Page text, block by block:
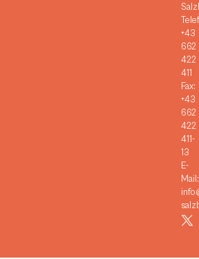
+43
662
422
411
Fax:
+43
662
422
411-
13
E-
Mail: